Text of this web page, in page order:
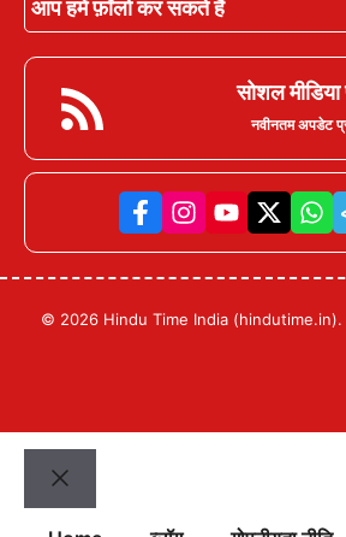
आप हमें फ़ॉलो कर सकते हैं
सोशल
नवीनतम अपडेट
© 2026 Hindu Time India (hindutime.in).
Close